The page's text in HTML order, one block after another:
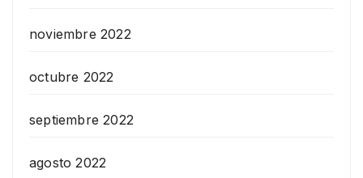
noviembre 2022
octubre 2022
septiembre 2022
agosto 2022